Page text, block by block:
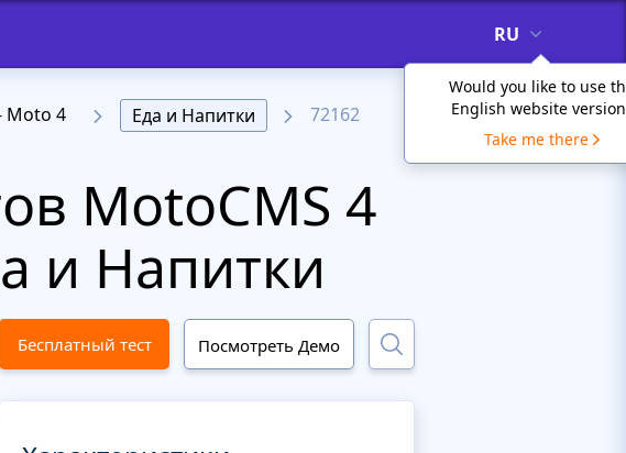
RU
Would you like to use
English website
Take me there
Moto 4 Еда и Напитки 72162
MotoCMS 4
и Напитки
Бесплатный тест Посмотреть Демо